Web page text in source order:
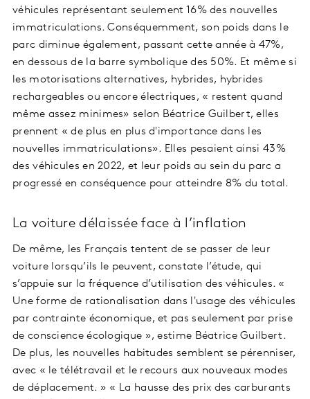
véhicules représentant seulement 16% des nouvelles
immatriculations. Conséquemment, son poids dans le
parc diminue également, passant cette année à 47%,
en dessous de la barre symbolique des 50%. Et même si
les motorisations alternatives, hybrides, hybrides
rechargeables ou encore électriques, « restent quand
même assez minimes» selon Béatrice Guilbert, elles
prennent « de plus en plus d'importance dans les
nouvelles immatriculations». Elles pesaient ainsi 43%
des véhicules en 2022, et leur poids au sein du parc a
progressé en conséquence pour atteindre 8% du total.
La voiture délaissée face à l’inflation
De même, les Français tentent de se passer de leur
voiture lorsqu’ils le peuvent, constate l’étude, qui
s’appuie sur la fréquence d’utilisation des véhicules. «
Une forme de rationalisation dans l'usage des véhicules
par contrainte économique, et pas seulement par prise
de conscience écologique », estime Béatrice Guilbert.
De plus, les nouvelles habitudes semblent se pérenniser,
avec « le télétravail et le recours aux nouveaux modes
de déplacement. » « La hausse des prix des carburants